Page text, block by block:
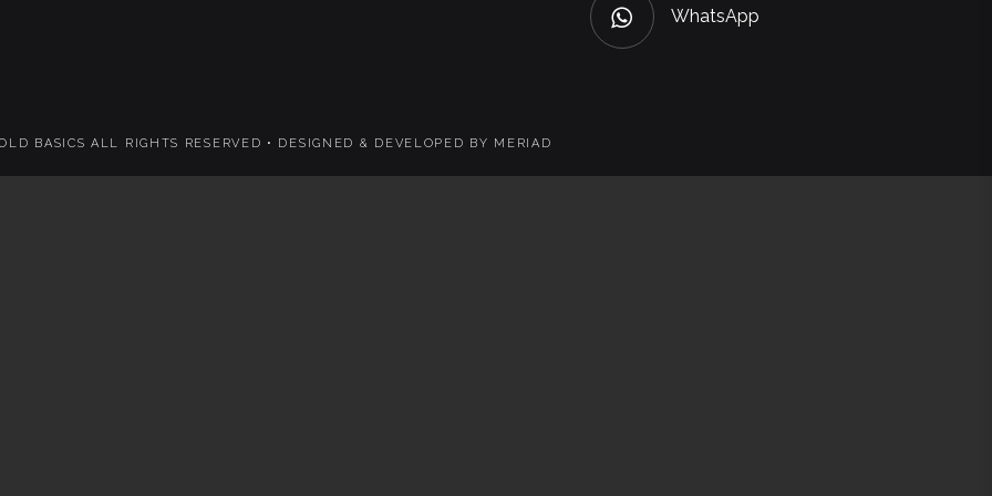
WhatsApp
BASICS ALL RIGHTS RESERVED • DESIGNED & DEVELOPED BY MERIAD